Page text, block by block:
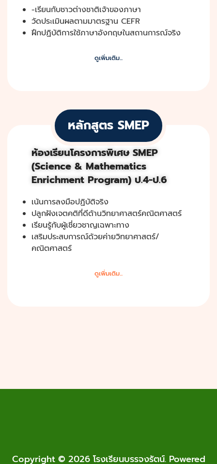
-เรียนกับชาวต่างชาติเจ้าของภาษา
วัดประเมินผลตามมาตรฐาน CEFR
ฝึกปฏิบัติการใช้ภาษาอังกฤษในสถานการณ์จริง
ดูเพิ่มเติม...
หลักสูตร SMEP
ห้องเรียนโครงการพิเศษ SMEP
(Science & Mathematics
Enrichment Program) ป.4-ป.6
เน้นการลงมือปฏิบัติจริง
ปลูกฝังเจตคติที่ดีด้านวิทยาศาสตร์คณิตศาสตร์
เรียนรู้กับผู้เชี่ยวชาญเฉพาะทาง
เสริมประสบการณ์ด้วยค่ายวิทยาศาสตร์/
คณิตศาสตร์
ดูเพิ่มเติม...
Copyright © 2026 โรงเรียนบรรจงรัตน์. Powered